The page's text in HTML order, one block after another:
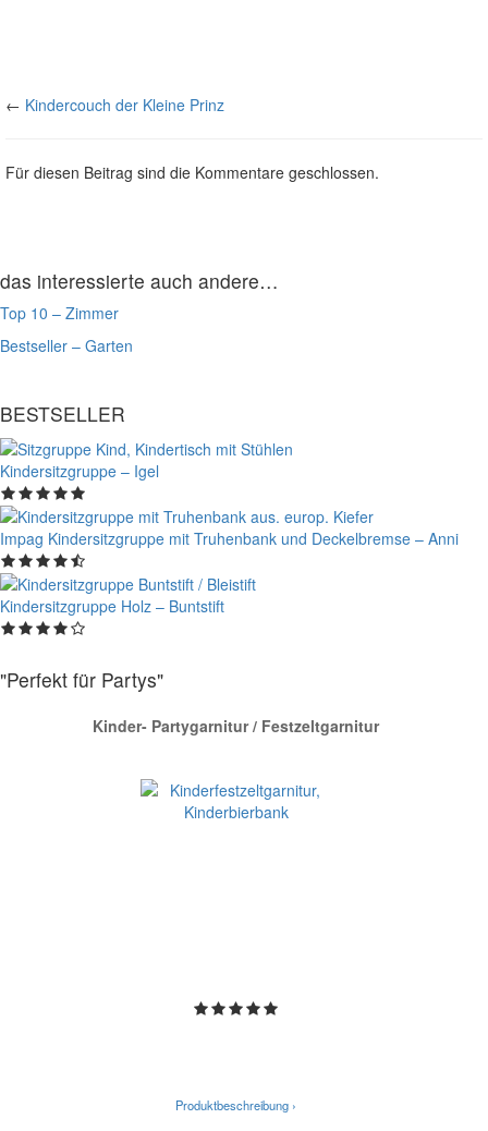
← Kindercouch der Kleine Prinz
Für diesen Beitrag sind die Kommentare geschlossen.
das interessierte auch andere…
Top 10 – Zimmer
Bestseller – Garten
BESTSELLER
Kindersitzgruppe – Igel
Impag Kindersitzgruppe mit Truhenbank und Deckelbremse – Anni
Kindersitzgruppe Holz – Buntstift
"Perfekt für Partys"
Kinder- Partygarnitur / Festzeltgarnitur
Produktbeschreibung ›